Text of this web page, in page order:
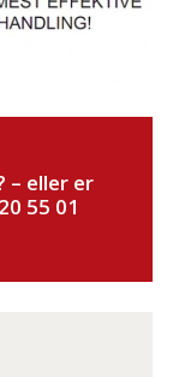
– eller er
55 01